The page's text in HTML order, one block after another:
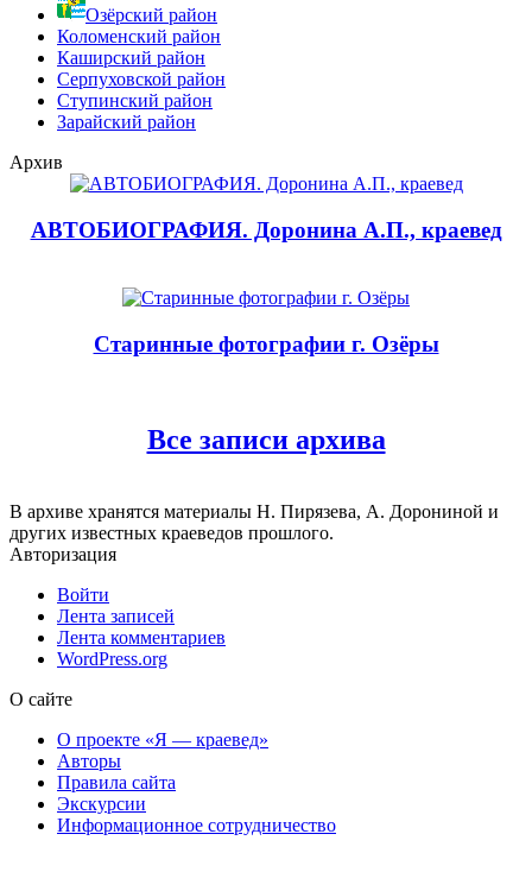
Озёрский район
Коломенский район
Каширский район
Серпуховской район
Ступинский район
Зарайский район
Архив
АВТОБИОГРАФИЯ. Доронина А.П., краевед
Старинные фотографии г. Озёры
Все записи архива
В архиве хранятся материалы Н. Пирязева, А. Дорониной и
других известных краеведов прошлого.
Авторизация
Войти
Лента записей
Лента комментариев
WordPress.org
О сайте
О проекте «Я — краевед»
Авторы
Правила сайта
Экскурсии
Информационное сотрудничество